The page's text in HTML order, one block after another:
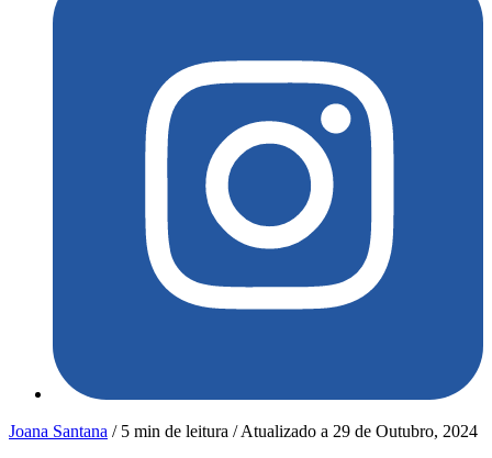
Joana Santana / 5 min de leitura /Atualizado a 29 de Outubro, 2024